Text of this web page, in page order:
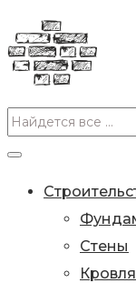
Стены
Кровля